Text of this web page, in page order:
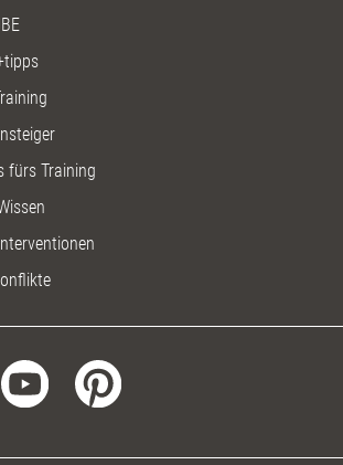
fürs Training